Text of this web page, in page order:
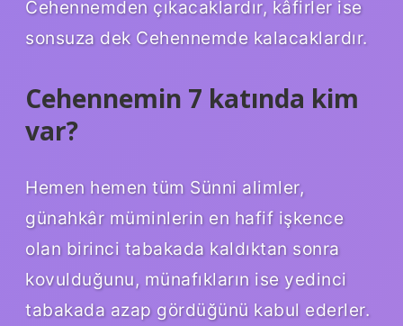
Cehennemden çıkacaklardır, kâfirler ise
sonsuza dek Cehennemde kalacaklardır.
Cehennemin 7 katında kim
var?
Hemen hemen tüm Sünni alimler,
günahkâr müminlerin en hafif işkence
olan birinci tabakada kaldıktan sonra
kovulduğunu, münafıkların ise yedinci
tabakada azap gördüğünü kabul ederler.